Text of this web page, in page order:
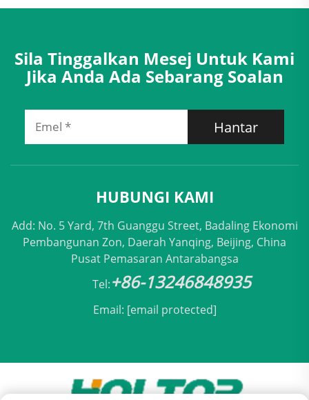
Sila Tinggalkan Mesej Untuk Kami
Jika Anda Ada Sebarang Soalan
Hantar
HUBUNGI KAMI
Add: No. 5 Yard, 7th Guanggu Street, Badaling Ekonomi
Pembangunan Zon, Daerah Yanqing, Beijing, China
Pusat Pemasaran Antarabangsa
Tel:+86-13246848935
Email: [email protected]